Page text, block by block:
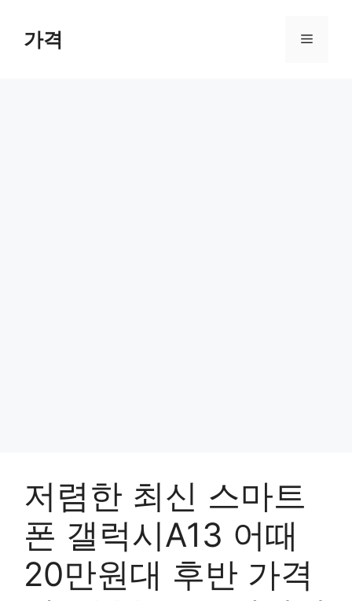
가격 메
저렴한 최신 스마트
폰 갤럭시A13 어때
20만원대 후반 가격